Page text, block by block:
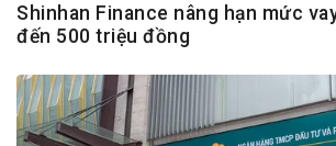
Shinhan Finance nâng hạn mức
đến 500 triệu đồng